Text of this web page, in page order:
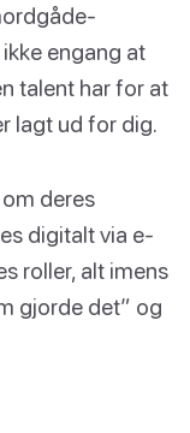
engang at
talent har for at
lagt ud for dig.
deres
digitalt via e-
roller, alt imens
gjorde det” og